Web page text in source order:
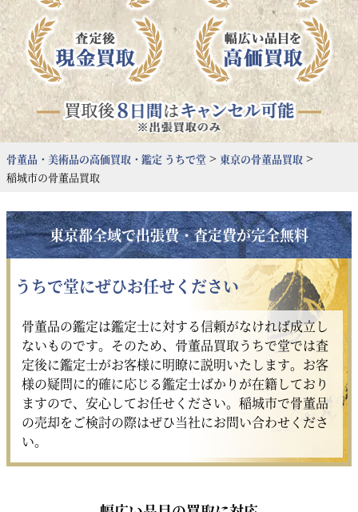
骨董品・美術品の高価買取・鑑定 うちで堂 > 東京の骨董品買取 >
稲城市の骨董品買取
東京都全域で出張費・査定費が完全無料
うちで堂にぜひお任せください
骨董品の鑑定は鑑定士に対する信頼がなければ成立し
ないものです。そのため、骨董品買取うちで堂では査
定後に鑑定士がお客様に明瞭に説明いたします。お客
様の疑問に的確に応じる鑑定士ばかりが在籍しており
ますので、安心してお任せください。稲城市で骨董品
の売却をご検討の際はぜひ当社にお問い合わせくださ
い。